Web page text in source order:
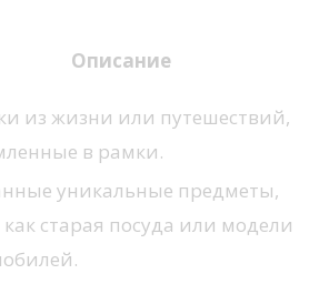
Описание
из жизни или путешествий,
в рамки.
уникальные предметы,
как старая посуда или модели